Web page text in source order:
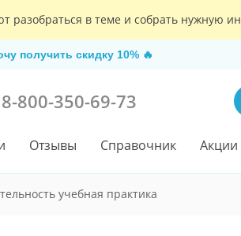
разобраться в теме и собрать
получить скидку 10% 🔥
8-800-350-69-73
Отзывы Справочник Акции
учебная практика